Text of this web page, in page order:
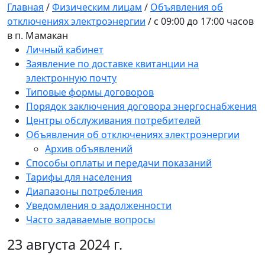
Главная /Физическим лицам / Объявления об
отключениях электроэнергии / с 09:00 до 17:00 часов
в п. Мамакан
Личный кабинет
Заявление по доставке квитанции на
электронную почту
Типовые формы договоров
Порядок заключения договора энергоснабжения
Центры обслуживания потребителей
Объявления об отключениях электроэнергии
Архив объявлений
Способы оплаты и передачи показаний
Тарифы для населения
Диапазоны потребления
Уведомления о задолженности
Часто задаваемые вопросы
23 августа 2024 г.